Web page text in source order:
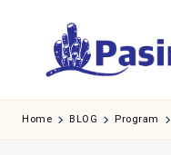
Home BLOG Program